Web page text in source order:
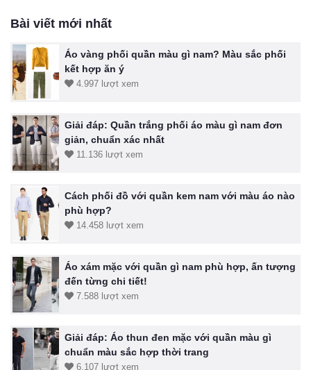
Bài viết mới nhất
Áo vàng phối quần màu gì nam? Màu sắc phối
kết hợp ăn ý
4.997 lượt xem
Giải đáp: Quần trắng phối áo màu gì nam đơn
giản, chuẩn xác nhất
11.136 lượt xem
Cách phối đồ với quần kem nam với màu áo nào
phù hợp?
14.458 lượt xem
Áo xám mặc với quần gì nam phù hợp, ấn tượng
đến từng chi tiết!
7.588 lượt xem
Giải đáp: Áo thun đen mặc với quần màu gì
chuẩn màu sắc hợp thời trang
6.107 lượt xem